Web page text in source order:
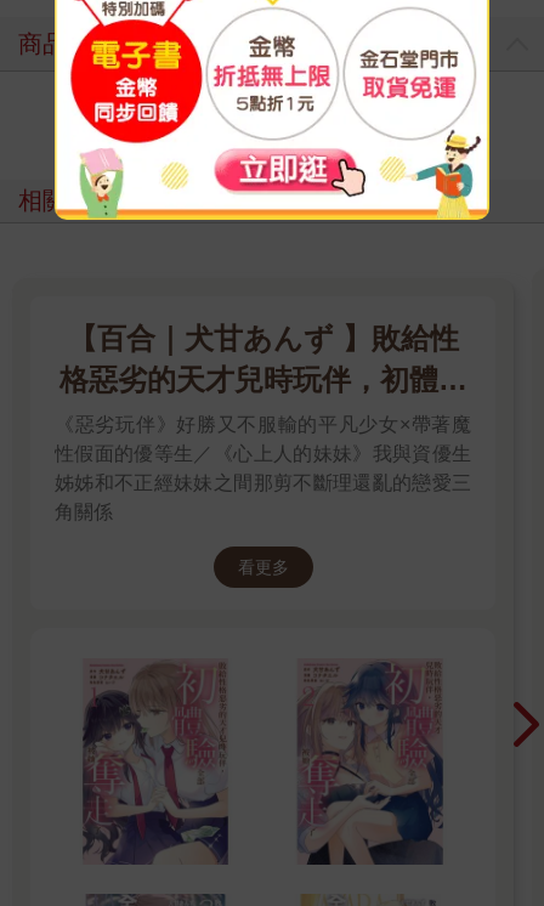
商品評價
寫評價
相關主題
【百合｜犬甘あんず 】敗給性
格惡劣的天才兒時玩伴，初體驗
全部被她奪走了／心上人的妹妹
《惡劣玩伴》好勝又不服輸的平凡少女×帶著魔
性假面的優等生／《心上人的妹妹》我與資優生
姊姊和不正經妹妹之間那剪不斷理還亂的戀愛三
角關係
看更多